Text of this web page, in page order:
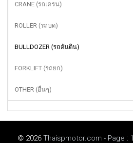
CRANE (รถเครน)
ROLLER (รถบด)
BULLDOZER (รถดันดิน)
FORKLIFT (รถยก)
OTHER (อื่นๆ)
© 2026 Thaispmotor.com - Page : 1